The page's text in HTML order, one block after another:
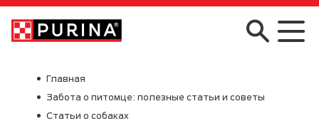
Skip to main content
Главная
Забота о питомце: полезные статьи и советы
Статьи о собаках